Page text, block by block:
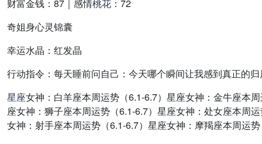
财富金钱：87｜感情桃花 ：72
奇姐身心灵锦囊
幸运水晶： 红发晶
行动指令： 每天睡前问自己：今天哪个瞬间让我感到真正的
星座女神：白羊座本周运势（6.1-6.7）星座女神：金牛座本
座女神：狮子座本周运势（6.1-6.7）星座女神：处女座本周
女神：射手座本周运势（6.1-6.7）星座女神：摩羯座本周运